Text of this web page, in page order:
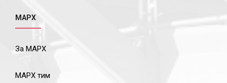
МАРХ
За МАРХ
МАРХ тим